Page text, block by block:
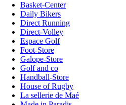
Basket-Center
Daily Bikers
Direct Running
Direct-Volley
Espace Golf
Foot-Store
Galope-Store
Golf and co
Handball-Store
House of Rugby
La sellerie de Maé